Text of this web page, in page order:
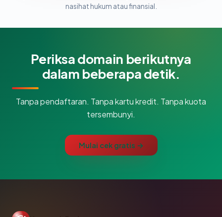
nasihat hukum atau finansial.
Periksa domain berikutnya
dalam beberapa detik.
Tanpa pendaftaran. Tanpa kartu kredit. Tanpa kuota
tersembunyi.
Mulai cek gratis →